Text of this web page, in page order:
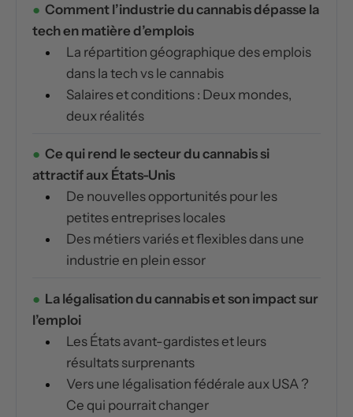
Comment l’industrie du cannabis dépasse la
tech en matière d’emplois
La répartition géographique des emplois
dans la tech vs le cannabis
Salaires et conditions : Deux mondes,
deux réalités
Ce qui rend le secteur du cannabis si
attractif aux États-Unis
De nouvelles opportunités pour les
petites entreprises locales
Des métiers variés et flexibles dans une
industrie en plein essor
La légalisation du cannabis et son impact sur
l’emploi
Les États avant-gardistes et leurs
résultats surprenants
Vers une légalisation fédérale aux USA ?
Ce qui pourrait changer